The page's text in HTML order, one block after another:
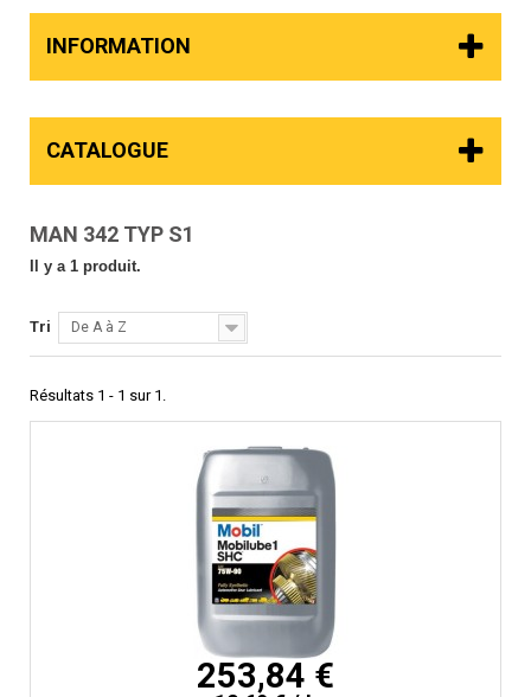
INFORMATION
CATALOGUE
MAN 342 TYP S1
Il y a 1 produit.
Tri De A à Z
Résultats 1 - 1 sur 1.
253,84 €